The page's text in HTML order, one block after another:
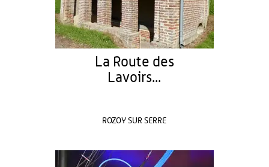
La Route des
Lavoirs...
ROZOY SUR SERRE